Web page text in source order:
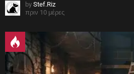
by Stef.Riz
πριν 10 μέρες